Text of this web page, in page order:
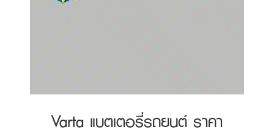
Varta แบตเตอรี่รถยนต์ ราคา